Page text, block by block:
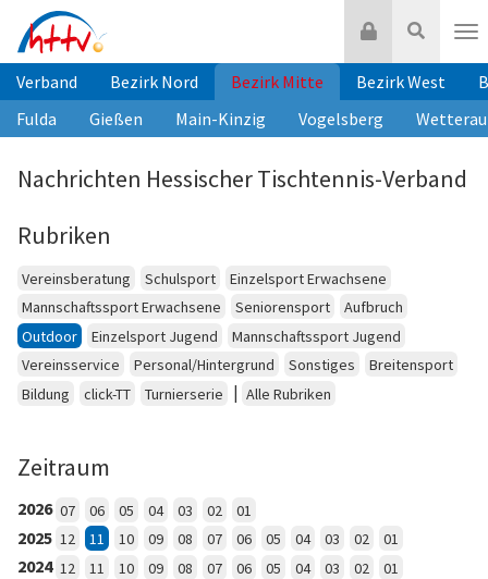
Inhalt
springen
Suche
Login
Verband Bezirk Nord Bezirk Mitte Bezirk West
Fulda
Gießen Main-Kinzig Vogelsberg Wetterau
Nachrichten Hessischer Tischtennis-Verband
Rubriken
Vereinsberatung Schulsport
Einzelsport Erwachsene
Mannschaftssport Erwachsene
Seniorensport
Aufbruch
Outdoor
Einzelsport Jugend
Mannschaftssport Jugend
Vereinsservice
Personal/Hintergrund Sonstiges
Breitensport
Bildung
click-TT Turnierserie | Alle Rubriken
Zeitraum
2026 07 06 05 04 03 02 01
2025 12 11 10 09 08 07 06 05 04 03 02 01
2024 12 11 10 09 08 07 06 05 04 03 02 01